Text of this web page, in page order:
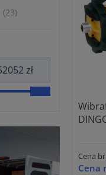
23
Cena
Cena